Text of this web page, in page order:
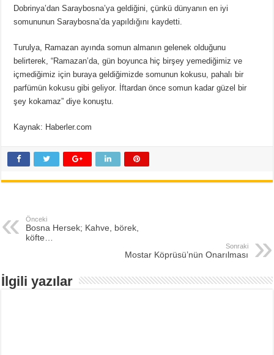
Dobrinya’dan Saraybosna’ya geldiğini, çünkü dünyanın en iyi
somununun Saraybosna’da yapıldığını kaydetti.
Turulya, Ramazan ayında somun almanın gelenek olduğunu
belirterek, “Ramazan’da, gün boyunca hiç birşey yemediğimiz ve
içmediğimiz için buraya geldiğimizde somunun kokusu, pahalı bir
parfümün kokusu gibi geliyor. İftardan önce somun kadar güzel bir
şey kokamaz” diye konuştu.
Kaynak: Haberler.com
Önceki
Bosna Hersek; Kahve, börek,
köfte…
Sonraki
Mostar Köprüsü’nün Onarılması
İlgili yazılar